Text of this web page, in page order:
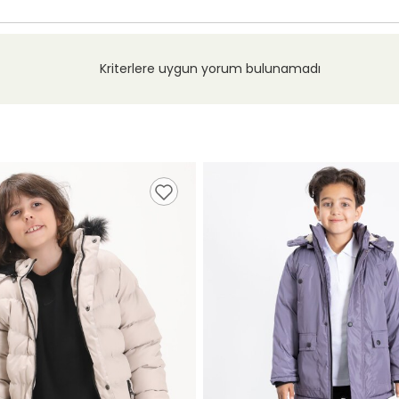
Kriterlere uygun yorum bulunamadı